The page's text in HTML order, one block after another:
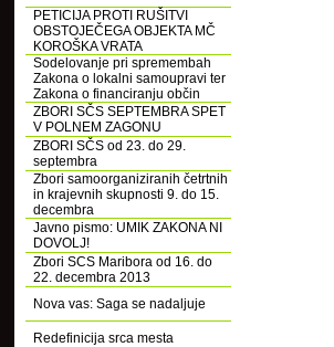
PETICIJA PROTI RUŠITVI
OBSTOJEČEGA OBJEKTA MČ
KOROŠKA VRATA
Sodelovanje pri spremembah
Zakona o lokalni samoupravi ter
Zakona o financiranju občin
ZBORI SČS SEPTEMBRA SPET
V POLNEM ZAGONU
ZBORI SČS od 23. do 29.
septembra
Zbori samoorganiziranih četrtnih
in krajevnih skupnosti 9. do 15.
decembra
Javno pismo: UMIK ZAKONA NI
DOVOLJ!
Zbori SCS Maribora od 16. do
22. decembra 2013
Nova vas: Saga se nadaljuje
Redefinicija srca mesta